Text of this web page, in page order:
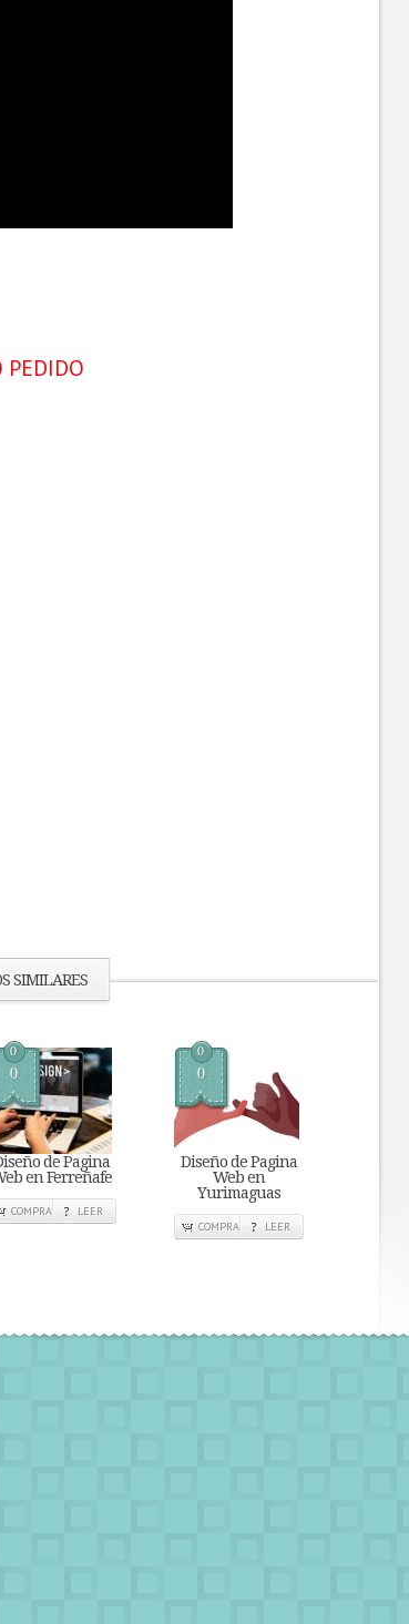
PEDIDO
SIMILARES
0
0
de Pagina
en Ferreñafe
COMPRA LEER
0
0
Diseño de Pagina
Web en
Yurimaguas
COMPRA LEER